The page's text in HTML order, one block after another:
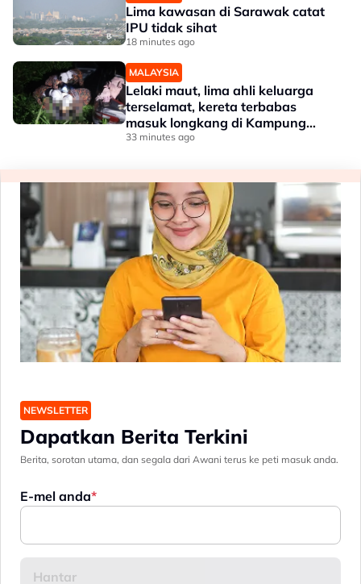
Lima kawasan di Sarawak catat
IPU tidak sihat
18 minutes ago
MALAYSIA
Lelaki maut, lima ahli keluarga
terselamat, kereta terbabas
masuk longkang di Kampung
Gajah
33 minutes ago
NEWSLETTER
Dapatkan Berita Terkini
Berita, sorotan utama, dan segala dari Awani terus ke peti masuk anda.
E-mel anda